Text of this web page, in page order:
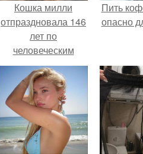
Кошка милли
отпраздновала 146
лет по
человеческим
Меркам и
претендует на
звание самой
старой в мире.
Пить
опасно